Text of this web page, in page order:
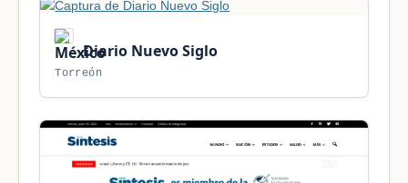
Diario Nuevo Siglo
Torreón